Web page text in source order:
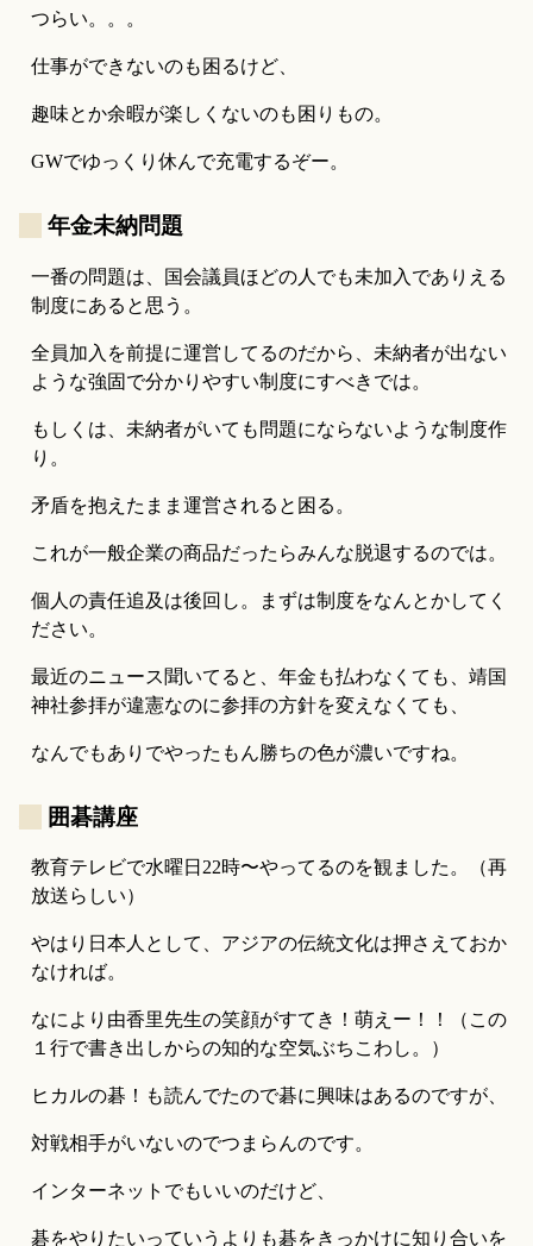
つらい。。。
仕事ができないのも困るけど、
趣味とか余暇が楽しくないのも困りもの。
GWでゆっくり休んで充電するぞー。
年金未納問題
一番の問題は、国会議員ほどの人でも未加入でありえる
制度にあると思う。
全員加入を前提に運営してるのだから、未納者が出ない
ような強固で分かりやすい制度にすべきでは。
もしくは、未納者がいても問題にならないような制度作
り。
矛盾を抱えたまま運営されると困る。
これが一般企業の商品だったらみんな脱退するのでは。
個人の責任追及は後回し。まずは制度をなんとかしてく
ださい。
最近のニュース聞いてると、年金も払わなくても、靖国
神社参拝が違憲なのに参拝の方針を変えなくても、
なんでもありでやったもん勝ちの色が濃いですね。
囲碁講座
教育テレビで水曜日22時〜やってるのを観ました。（再
放送らしい）
やはり日本人として、アジアの伝統文化は押さえておか
なければ。
なにより由香里先生の笑顔がすてき！萌えー！！（この
１行で書き出しからの知的な空気ぶちこわし。）
ヒカルの碁！も読んでたので碁に興味はあるのですが、
対戦相手がいないのでつまらんのです。
インターネットでもいいのだけど、
碁をやりたいっていうよりも碁をきっかけに知り合いを